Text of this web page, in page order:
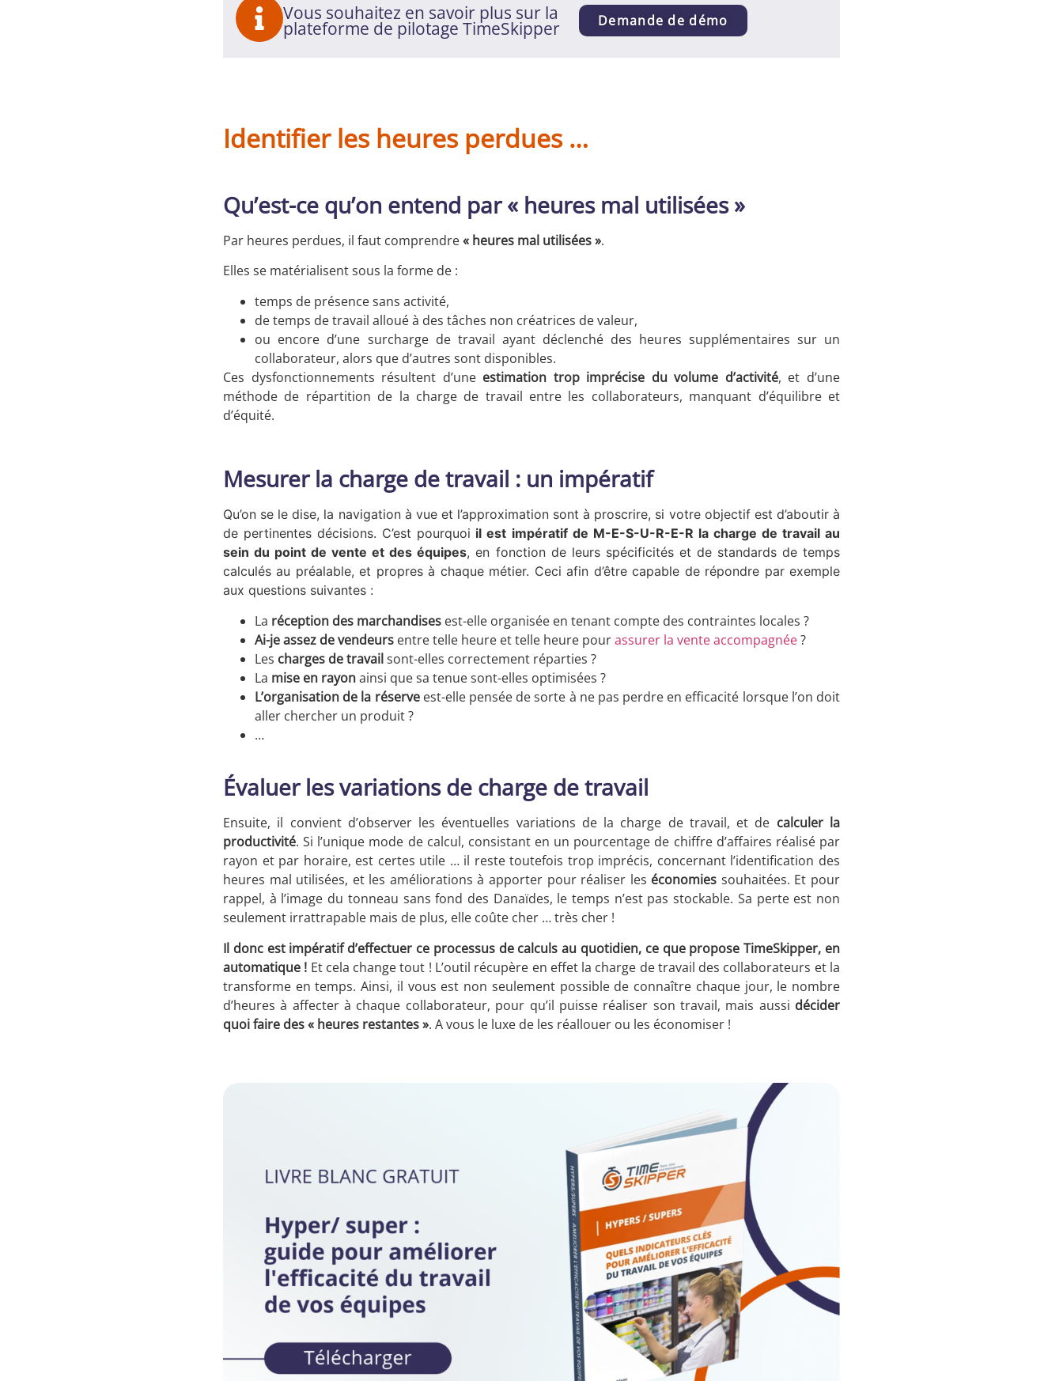
Vous souhaitez en savoir plus sur la
plateforme de pilotage TimeSkipper Demande de démo
Identifier les heures perdues …
Qu’est-ce qu’on entend par « heures mal utilisées »
Par heures perdues, il faut comprendre« heures mal utilisées ».
Elles se matérialisent sous la forme de :
temps de présence sans activité,
de temps de travail alloué à des tâches non créatrices de valeur,
ou encore d’une surcharge de travail ayant déclenché des heures supplémentaires sur un
collaborateur, alors que d’autres sont disponibles.
Ces dysfonctionnements résultent d’une estimation trop imprécise du volume d’activité, et d’une
méthode de répartition de la charge de travail entre les collaborateurs, manquant d’équilibre et
d’équité.
Mesurer la charge de travail : un impératif
Qu’on se le dise, la navigation à vue et l’approximation sont à proscrire, si votre objectif est d’aboutir à
de pertinentes décisions. C’est pourquoi il est impératif de M-E-S-U-R-E-R la charge de travail au
sein du point de vente et des équipes, en fonction de leurs spécificités et de standards de temps
calculés au préalable, et propres à chaque métier. Ceci afin d’être capable de répondre par exemple
aux questions suivantes :
La réception des marchandises est-elle organisée en tenant compte des contraintes locales ?
Ai-je assez de vendeurs entre telle heure et telle heure pourassurer la vente accompagnée?
Les charges de travailsont-elles correctement réparties ?
La mise en rayonainsi que sa tenue sont-elles optimisées ?
L’organisation de la réserveest-elle pensée de sorte à ne pas perdre en efficacité lorsque l’on doit
aller chercher un produit ?
…
Évaluer les variations de charge de travail
Ensuite, il convient d’observer les éventuelles variations de la charge de travail, et de calculer la
productivité. Si l’unique mode de calcul, consistant en un pourcentage de chiffre d’affaires réalisé par
rayon et par horaire, est certes utile … il reste toutefois trop imprécis, concernant l’identification des
heures mal utilisées, et les améliorations à apporter pour réaliser les économies souhaitées. Et pour
rappel, à l’image du tonneau sans fond des Danaïdes, le temps n’est pas stockable. Sa perte est non
seulement irrattrapable mais de plus, elle coûte cher … très cher !
Il donc est impératif d’effectuer ce processus de calculs au quotidien, ce que propose TimeSkipper, en
automatique ! Et cela change tout ! L’outil récupère en effet la charge de travail des collaborateurs et la
transforme en temps. Ainsi, il vous est non seulement possible de connaître chaque jour, le nombre
d’heures à affecter à chaque collaborateur, pour qu’il puisse réaliser son travail, mais aussi décider
quoi faire des « heures restantes ». A vous le luxe de les réallouer ou les économiser !